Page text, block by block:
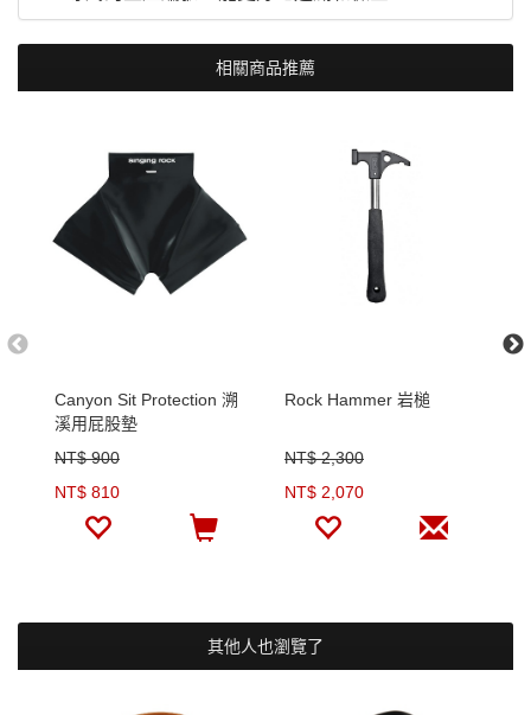
相關商品推薦
Canyon Sit Protection 溯
溪用屁股墊
NT$ 900
NT$ 810
Rock Hammer 岩槌
NT$ 2,300
NT$ 2,070
其他人也瀏覽了